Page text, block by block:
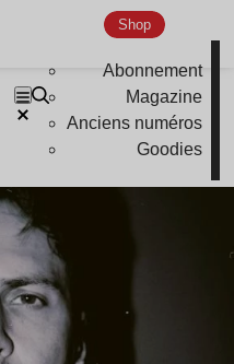
Shop
Abonnement
Magazine
Anciens numéros
Goodies